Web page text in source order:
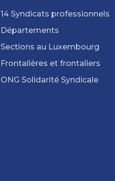
14 Syndicats professionnels
Départements
Sections au Luxembourg
Frontalières et frontaliers
ONG Solidarité Syndicale